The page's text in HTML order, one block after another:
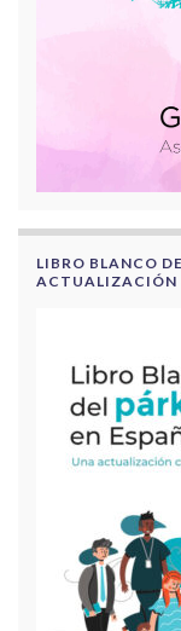
LIBRO BLANCO
ACTUALIZACIÓN